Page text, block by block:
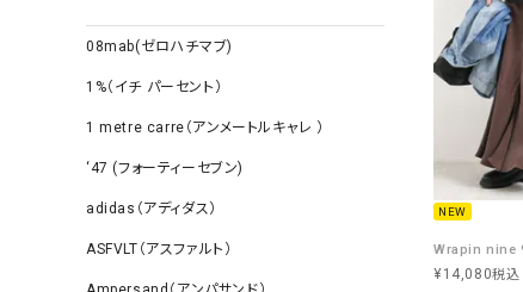
08mab(ゼロハチマブ)
1%（イチ パーセント）
1 metre carre（アンメートルキャレ ）
‘47 (フォーティーセブン)
adidas（アディダス）
ASFVLT（アスファルト）
NEW
¥14,080税込